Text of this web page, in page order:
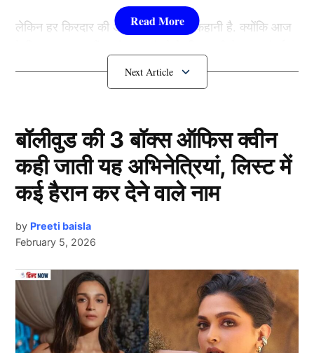
लेकिन हर किरदार की अपनी एक अनोखी कहानी है. क्योंकि आज
किया है. कपिल शर्मा शो के चंदू चाय वाले(Chandu Chaiwala)
यानी चंदन प्रभाकर की जिंदगी भी कुछ ऐसी ही थी.
गरीबी में बीता जीवन
Chandan Prabhakar
Next Article
बॉलीवुड की 3 बॉक्स ऑफिस क्वीन
कही जाती यह अभिनेत्रियां, लिस्ट में
कई हैरान कर देने वाले नाम
by Preeti baisla
February 5, 2026